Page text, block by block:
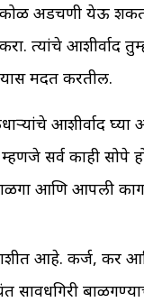
अडचणी येऊ
त्यांचे आशीर्वाद
मदत करतील.
आशीर्वाद
सर्व काही सोपे
आणि आपली
आहे. कर्ज, कर
सावधगिरी